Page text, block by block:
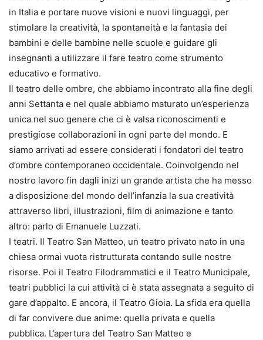
in Italia e portare nuove visioni e nuovi linguaggi, per
stimolare la creatività, la spontaneità e la fantasia dei
bambini e delle bambine nelle scuole e guidare gli
insegnanti a utilizzare il fare teatro come strumento
educativo e formativo.
Il teatro delle ombre, che abbiamo incontrato alla fine degli
anni Settanta e nel quale abbiamo maturato un’esperienza
unica nel suo genere che ci è valsa riconoscimenti e
prestigiose collaborazioni in ogni parte del mondo. E
siamo arrivati ad essere considerati i fondatori del teatro
d’ombre contemporaneo occidentale. Coinvolgendo nel
nostro lavoro fin dagli inizi un grande artista che ha messo
a disposizione del mondo dell’infanzia la sua creatività
attraverso libri, illustrazioni, film di animazione e tanto
altro: parlo di Emanuele Luzzati.
I teatri. Il Teatro San Matteo, un teatro privato nato in una
chiesa ormai vuota ristrutturata contando sulle nostre
risorse. Poi il Teatro Filodrammatici e il Teatro Municipale,
teatri pubblici la cui attività ci è stata assegnata a seguito di
gare d’appalto. E ancora, il Teatro Gioia. La sfida era quella
di far convivere due anime: quella privata e quella
pubblica. L’apertura del Teatro San Matteo e